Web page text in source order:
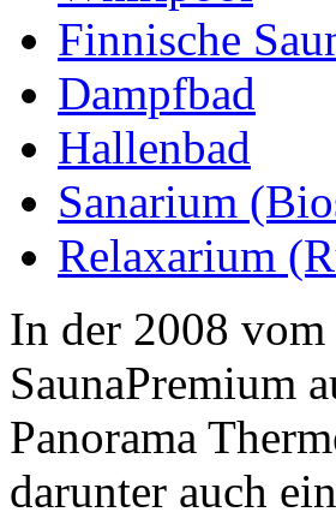
Finnische
Dampfbad
Hallenbad
Sanarium
Relaxarium
In der 2008 vom
SaunaPremium
Panorama
darunter auch